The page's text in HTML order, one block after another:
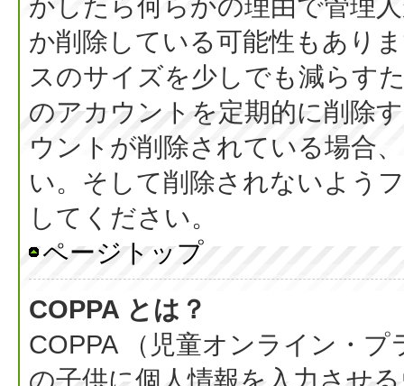
か削除している可能性もあり
スのサイズを少しでも減らす
のアカウントを定期的に削除
ウントが削除されている場合
い。そして削除されないよう
してください。
ページトップ
COPPA とは？
COPPA （児童オンライン・
の子供に個人情報を入力させ